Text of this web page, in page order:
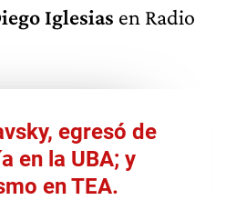
Iglesias en Radio
egresó de
en la UBA; y
en TEA.